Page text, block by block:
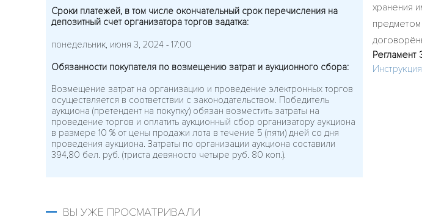
Сроки платежей, в том числе окончательный срок перечисления на
депозитный счет организатора торгов задатка:
понедельник, июня 3, 2024 - 17:00
Обязанности покупателя по возмещению затрат и аукционного сбора:
Возмещение затрат на организацию и проведение электронных торгов
осуществляется в соответствии с законодательством. Победитель
аукциона (претендент на покупку) обязан возместить затраты на
проведение торгов и оплатить аукционный сбор организатору аукциона
в размере 10 % от цены продажи лота в течение 5 (пяти) дней со дня
проведения аукциона. Затраты по организации аукциона составили
394,80 бел. руб. (триста девяносто четыре руб. 80 коп.).
хранения
предметом
Регламент
ВЫ УЖЕ ПРОСМАТРИВАЛИ